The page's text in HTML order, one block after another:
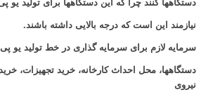
نیازمند این است که درجه بالایی داشته باشند.
سرمایه لازم برای سرمایه گذاری در خط تولید یو
دستگاهها، محل احداث کارخانه، خرید تجهیزات، خرید
نیروی